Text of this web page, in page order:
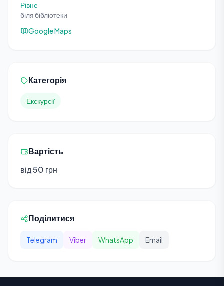
Рівне
біля бібліотеки
Google Maps
Категорія
Екскурсії
Вартість
від 50 грн
Поділитися
Telegram Viber WhatsApp Email